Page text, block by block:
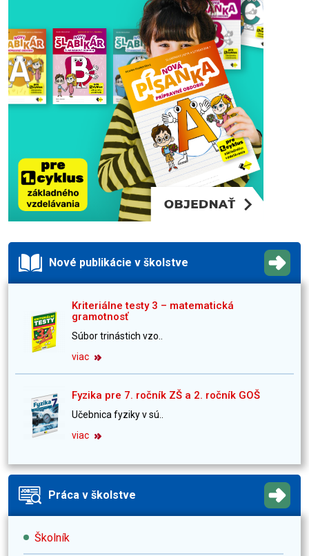
Nové publikácie v školstve
Kriteriálne testy 3 – matematická
gramotnosť
Súbor trinástich vzo..
viac
Fyzika pre 7. ročník ZŠ a 2. ročník GOŠ
Učebnica fyziky v sú..
viac
Práca v školstve
Školník